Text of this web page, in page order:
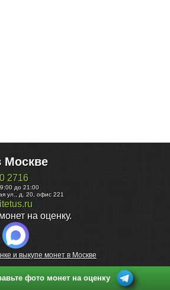
Москве
2716
до 21:00
ул., д. 20, офис 221
на оценку.
и выкупе монет в Москве
фото монет на оценку